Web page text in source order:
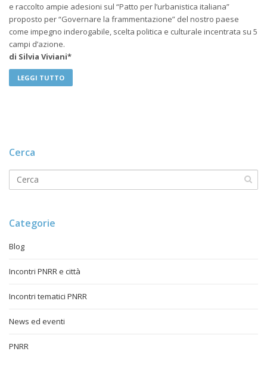
e raccolto ampie adesioni sul “Patto per l’urbanistica italiana”
proposto per “Governare la frammentazione” del nostro paese
come impegno inderogabile, scelta politica e culturale incentrata su 5
campi d’azione.
di Silvia Viviani*
LEGGI TUTTO
Cerca
Categorie
Blog
Incontri PNRR e città
Incontri tematici PNRR
News ed eventi
PNRR